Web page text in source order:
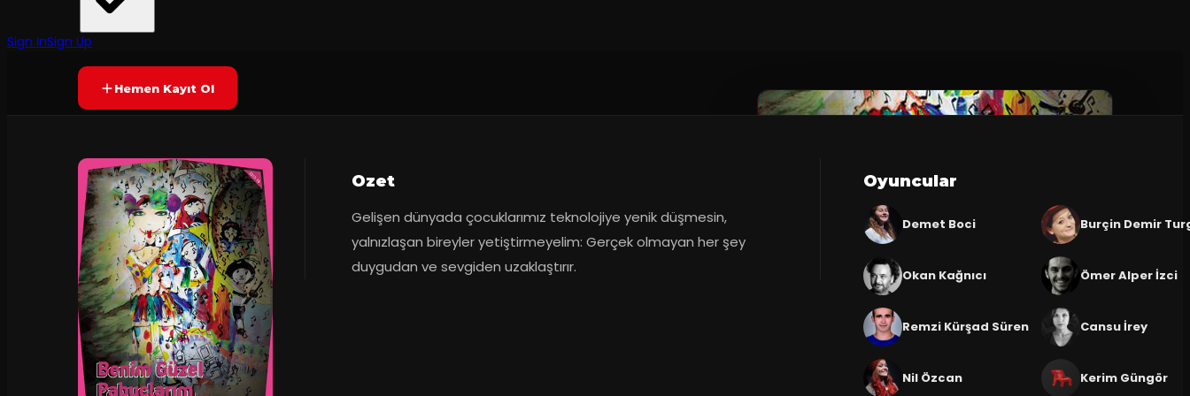
Sign InSign UpYAKINDA Yetersiz oy
Hemen Kayıt Ol
Ozet
Gelişen dünyada çocuklarımız teknolojiye yenik düşmesin,
yalnızlaşan bireyler yetiştirmeyelim: Gerçek olmayan her şey
duygudan ve sevgiden uzaklaştırır.
Oyuncular
Demet Boci Burçin Demir
Okan Kağnıcı Ömer Alper İzci
Remzi Kürşad Süren Cansu İrey
Nil Özcan Kerim Güngör